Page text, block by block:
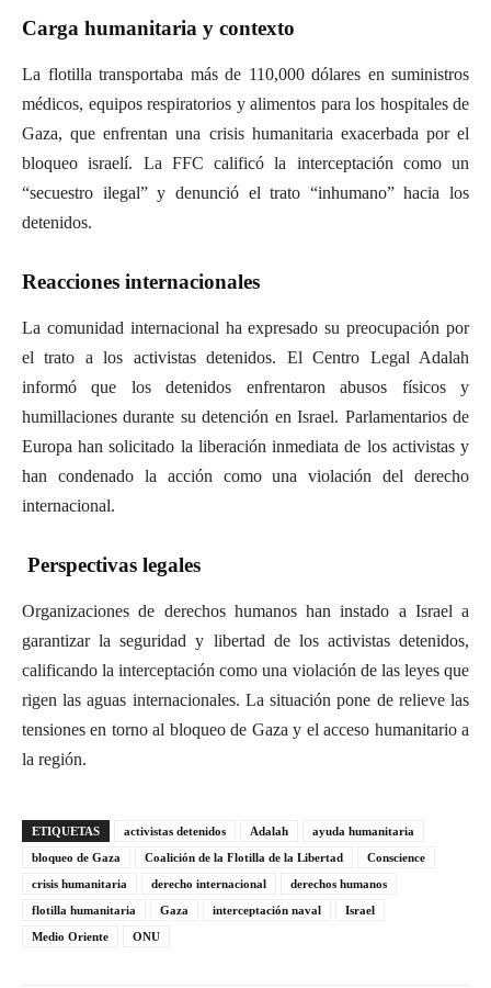
Carga humanitaria y contexto
La flotilla transportaba más de 110,000 dólares en suministros
médicos, equipos respiratorios y alimentos para los hospitales de
Gaza, que enfrentan una crisis humanitaria exacerbada por el
bloqueo israelí. La FFC calificó la interceptación como un
“secuestro ilegal” y denunció el trato “inhumano” hacia los
detenidos.
Reacciones internacionales
La comunidad internacional ha expresado su preocupación por
el trato a los activistas detenidos. El Centro Legal Adalah
informó que los detenidos enfrentaron abusos físicos y
humillaciones durante su detención en Israel. Parlamentarios de
Europa han solicitado la liberación inmediata de los activistas y
han condenado la acción como una violación del derecho
internacional.
Perspectivas legales
Organizaciones de derechos humanos han instado a Israel a
garantizar la seguridad y libertad de los activistas detenidos,
calificando la interceptación como una violación de las leyes que
rigen las aguas internacionales. La situación pone de relieve las
tensiones en torno al bloqueo de Gaza y el acceso humanitario a
la región.
ETIQUETAS activistas detenidos Adalah
ayuda humanitaria
bloqueo de Gaza
Coalición de la Flotilla de la Libertad
Conscience
crisis humanitaria
derecho internacional
derechos humanos
flotilla humanitaria
Gaza interceptación naval
Israel
Medio Oriente
ONU